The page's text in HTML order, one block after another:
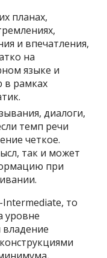
планах,
и впечатления,
на
языке и
в рамках
диалоги,
темп речи
четкое.
так и может
при
Intermediate, то
уровне